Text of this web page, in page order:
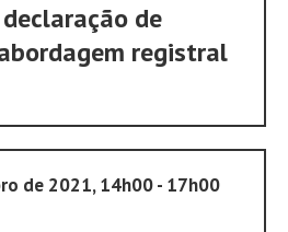
de
registral
de 2021, 14h00 - 17h00